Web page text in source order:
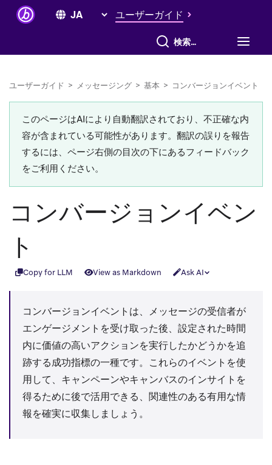
ユーザーガイド
すべて検索
ユーザーガイド > メッセージング > 基本 > コンバージョンイベント
このページはAIにより自動翻訳されており、不正確な内
容が含まれている可能性があります。翻訳の誤りを報告
するには、ページ右側の目次の下にあるフィードバック
をご利用ください。
コンバージョンイベン
ト
Copy for LLM View as Markdown Ask AI
コンバージョンイベントは、メッセージの受信者が
エンゲージメントを受け取った後、設定された時間
内に価値の高いアクションを実行したかどうかを追
跡する成功指標の一種です。これらのイベントを使
用して、キャンペーンやキャンバスのインサイトを
得るために後で活用できる、関連性のある有用な情
報を確実に収集しましょう。